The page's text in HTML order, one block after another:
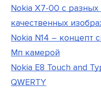
Nokia X7-00 с разных
качественных
Nokia N14 – концепт
Мп камерой
Nokia E8 Touch and
QWERTY